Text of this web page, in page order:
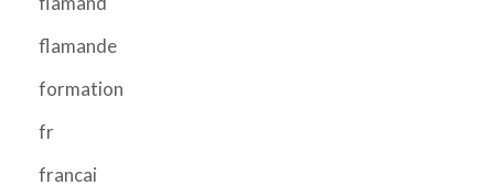
flamande
formation
fr
francai